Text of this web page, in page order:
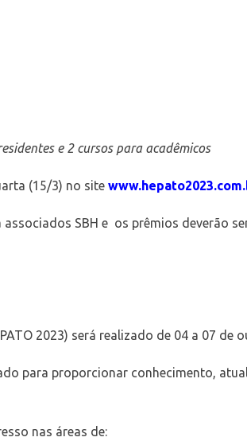
e 2 cursos para acadêmicos
(15/3) no site
SBH e os prêmios deverão
2023) será realizado de 04 a 07 de
para proporcionar conhecimento,
nas áreas de: